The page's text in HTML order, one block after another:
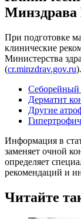
При подготовке
клинические
Министерства
(cr.minzdrav.gov.ru).
Себорейный
Дерматит
Другие
Информация в
заменяет очной
определяет
рекомендаций и
Читайте